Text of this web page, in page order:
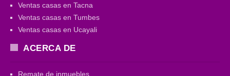
Ventas casas en Tacna
Ventas casas en Tumbes
Ventas casas en Ucayali
ACERCA DE
Remate de inmuebles